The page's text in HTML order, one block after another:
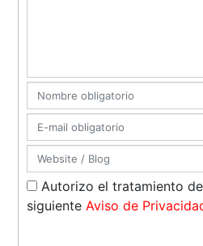
Autorizo el tratamiento
siguiente Aviso de